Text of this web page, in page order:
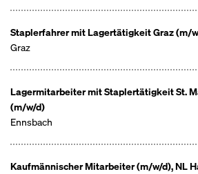
Staplerfahrer mit Lagertätigkeit Graz (m/
Graz
Lagermitarbeiter mit Staplertätigkeit St.
(m/w/d)
Ennsbach
Kaufmännischer Mitarbeiter (m/w/d), NL